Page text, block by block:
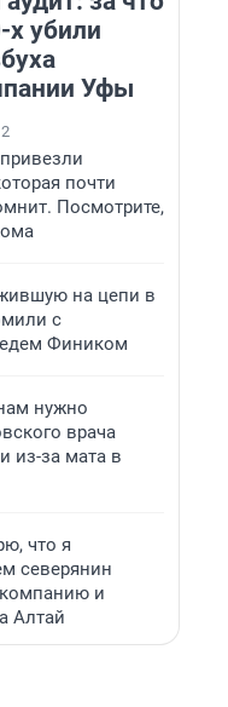
х убили
Уфы
2
почти
Посмотрите,
на цепи в
с
Фиником
нужно
врача
из-за мата в
что я
северянин
и
Алтай